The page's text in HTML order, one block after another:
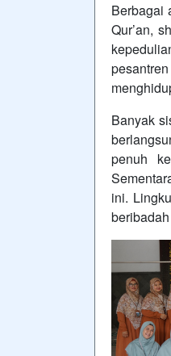
Berbagai
Qur’an,
Banyak
penuh
ini.